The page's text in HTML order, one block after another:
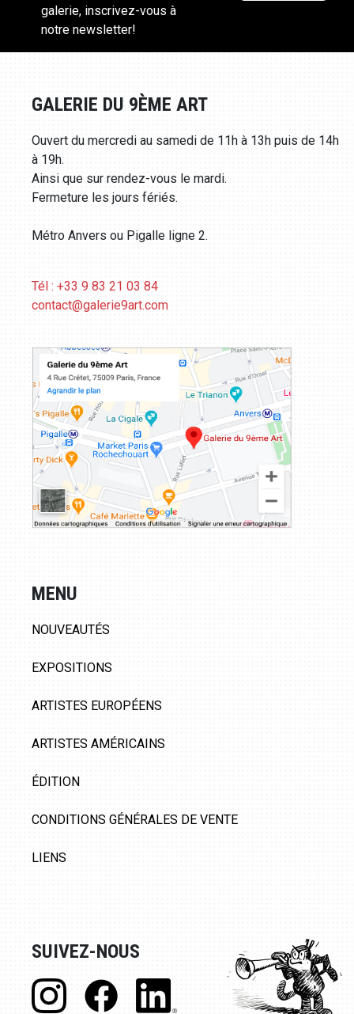
galerie, inscrivez-vous à
notre newsletter!
GALERIE DU 9ÈME ART
Ouvert du mercredi au samedi de 11h à 13h puis de 14h
à 19h.
Ainsi que sur rendez-vous le mardi.
Fermeture les jours fériés.
Métro Anvers ou Pigalle ligne 2.
Tél : +33 9 83 21 03 84
contact@galerie9art.com
MENU
NOUVEAUTÉS
EXPOSITIONS
ARTISTES EUROPÉENS
ARTISTES AMÉRICAINS
ÉDITION
CONDITIONS GÉNÉRALES DE VENTE
LIENS
SUIVEZ-NOUS